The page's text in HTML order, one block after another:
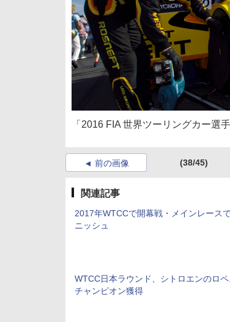
「2016 FIA 世界ツーリングカー選
前の画像 (38/45)
関連記事
2017年WTCCで開幕戦・メインレース
ニッシュ
WTCC日本ラウンド、シトロエンのロ
チャンピオン獲得